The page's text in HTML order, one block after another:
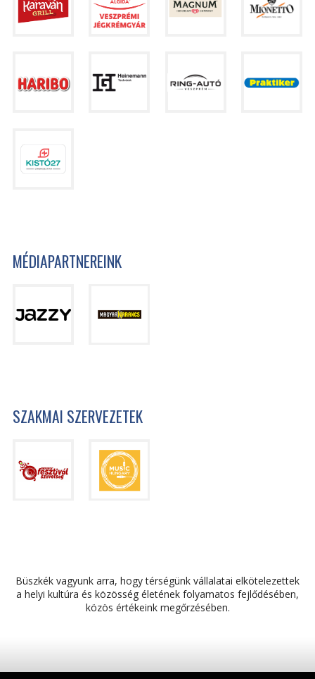
MÉDIAPARTNEREINK
SZAKMAI SZERVEZETEK
Büszkék vagyunk arra, hogy térségünk vállalatai elkötelezettek
a helyi kultúra és közösség életének folyamatos fejlődésében,
közös értékeink megőrzésében.